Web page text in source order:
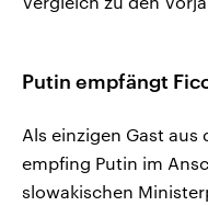
Putin empfängt
Als einzigen Gast aus
empfing Putin im
slowakischen